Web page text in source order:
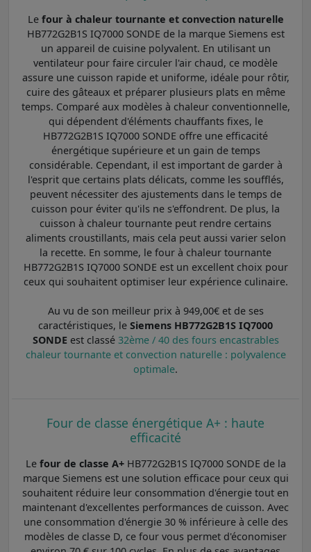
Le four à chaleur tournante et convection naturelle
HB772G2B1S IQ7000 SONDE de la marque Siemens est
un appareil de cuisine polyvalent. En utilisant un
ventilateur pour faire circuler l'air chaud, ce modèle
assure une cuisson rapide et uniforme, idéale pour rôtir,
cuire des gâteaux et préparer plusieurs plats en même
temps. Comparé aux modèles à chaleur conventionnelle,
qui dépendent d'éléments chauffants fixes, le
HB772G2B1S IQ7000 SONDE offre une efficacité
énergétique supérieure et un gain de temps
considérable. Cependant, il est important de garder à
l'esprit que certains plats délicats, comme les soufflés,
peuvent nécessiter des ajustements dans le temps de
cuisson pour éviter qu'ils ne s'effondrent. De plus, la
cuisson à chaleur tournante peut rendre certains
aliments croustillants, mais cela peut aussi varier selon
la recette. En somme, le four à chaleur tournante
HB772G2B1S IQ7000 SONDE est un excellent choix pour
ceux qui souhaitent optimiser leur expérience culinaire.
Au vu de son meilleur prix à 949,00€ et de ses
caractéristiques, le Siemens HB772G2B1S IQ7000
SONDE est classé 32ème / 40 des fours encastrables
chaleur tournante et convection naturelle : polyvalence
optimale.
Four de classe énergétique A+ : haute
efficacité
Le four de classe A+HB772G2B1S IQ7000 SONDE de la
marque Siemens est une solution efficace pour ceux qui
souhaitent réduire leur consommation d'énergie tout en
maintenant d'excellentes performances de cuisson. Avec
une consommation d'énergie 30 % inférieure à celle des
modèles de classe D, ce four vous permet d'économiser